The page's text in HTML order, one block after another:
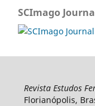
SCImago
Revista Estudos
Florianópolis,